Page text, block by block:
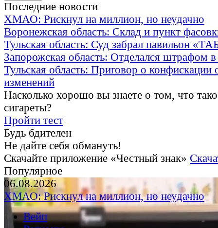
Последние новости
ХМАО: Рискнул на миллион, но неудачно
Воронежская область: Склад и пункт
Тульская область: Суд забрал павильон
Запорожская область: Отделался штрафом
Тульская область: Приговор о конфискации
изменений
Насколько хорошо вы знаете о том, что
сигареты?
Пройти тест
Будь бдителен
Не дайте себя обмануть!
Скачайте приложение «Честный знак»
Популярное
06.08.2026
ХМАО: Рискнул на миллион, но неудачно
Вейп